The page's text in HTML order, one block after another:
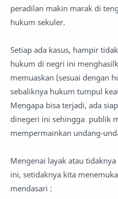
peradilan makin marak di
hukum sekuler.
Setiap ada kasus, hampir
hukum di negri ini
memuaskan (sesuai dengan
sebaliknya hukum tumpul
Mengapa bisa terjadi, ada
dinegeri ini sehingga publik
mempermainkan undang-
Mengenai layak atau
ini, setidaknya kita
mendasari :